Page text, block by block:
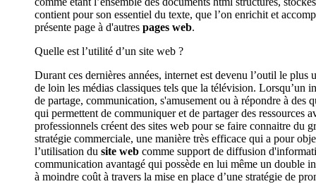
contient pour son essentiel du texte, que l’on enrichit et
présente page à d'autres pages web.
Quelle est l’utilité d’un site web ?
Durant ces dernières années, internet est devenu l’outil le
de loin les médias classiques tels que la télévision. Lorsqu’un
de partage, communication, s'amusement ou à répondre à
qui permettent de communiquer et de partager des ressources
professionnels créent des sites web pour se faire connaitre du
stratégie commerciale, une manière très efficace qui a pour
l’utilisation du site web comme support de diffusion
communication avantagé qui possède en lui même un double
à moindre coût à travers la mise en place d’une stratégie de